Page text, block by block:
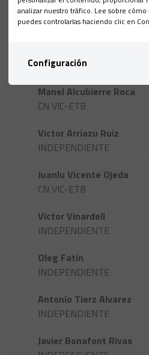
Clemente Fernández
PRAT TRIATLÓ 1994
INDEPENDIENTE
Manel Alcubierre Roca
CN VIC-ETB
Victor Arriazu Ruiz
INDEPENDIENTE
Juanlu Vicente Ojeda
CN VIC-ETB
Victor Vinardell
INDEPENDIENTE
Oleg Fatin
INDEPENDIENTE
Antonio Tierz Alvarez
INDEPENDIENTE
Javier Bonafont Rivas
analizar nuestro tráfico. Lee sobre
puedes controlarlas haciendo clic en
Configuración